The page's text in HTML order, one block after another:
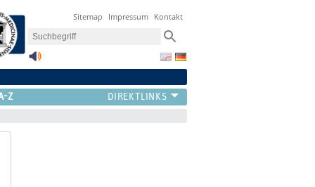
Sitemap Impressum Kontakt
Z